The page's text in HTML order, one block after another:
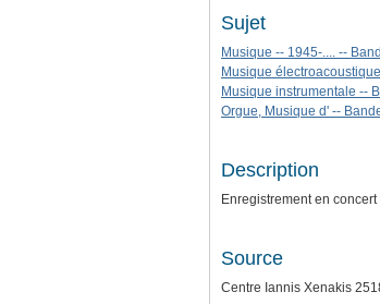
Sujet
Musique -- 1945-.... --
Musique
Musique instrumentale --
Orgue, Musique d' --
Description
Enregistrement en
Source
Centre Iannis Xenakis